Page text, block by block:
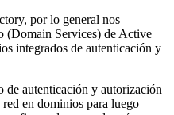
por lo general nos
(Domain Services) de Active
integrados de autenticación y
de autenticación y autorización
en dominios para luego